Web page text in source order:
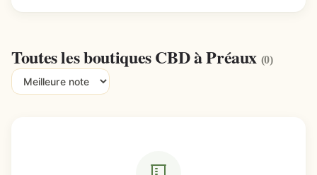
Toutes les boutiques CBD à Préaux (0)